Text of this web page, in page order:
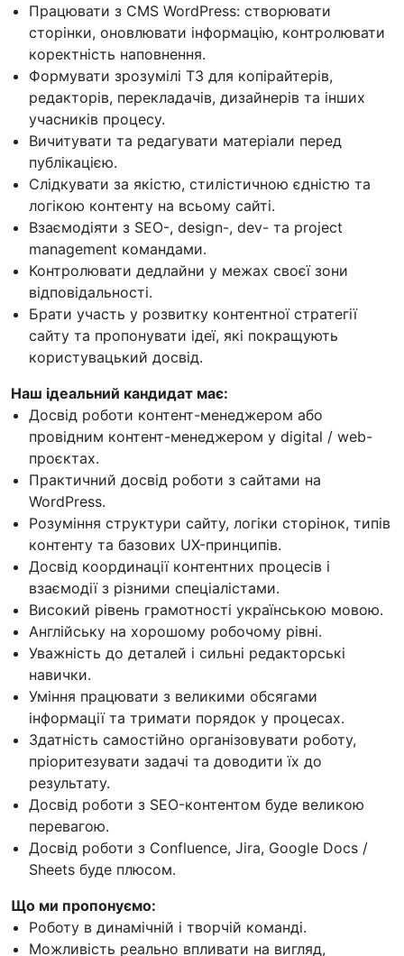
Працювати з CMS WordPress: створювати
сторінки, оновлювати інформацію, контролювати
коректність наповнення.
Формувати зрозумілі ТЗ для копірайтерів,
редакторів, перекладачів, дизайнерів та інших
учасників процесу.
Вичитувати та редагувати матеріали перед
публікацією.
Слідкувати за якістю, стилістичною єдністю та
логікою контенту на всьому сайті.
Взаємодіяти з SEO-, design-, dev- та project
management командами.
Контролювати дедлайни у межах своєї зони
відповідальності.
Брати участь у розвитку контентної стратегії
сайту та пропонувати ідеї, які покращують
користувацький досвід.
Наш ідеальний кандидат має:
Досвід роботи контент-менеджером або
провідним контент-менеджером у digital / web-
проєктах.
Практичний досвід роботи з сайтами на
WordPress.
Розуміння структури сайту, логіки сторінок, типів
контенту та базових UX-принципів.
Досвід координації контентних процесів і
взаємодії з різними спеціалістами.
Високий рівень грамотності українською мовою.
Англійську на хорошому робочому рівні.
Уважність до деталей і сильні редакторські
навички.
Уміння працювати з великими обсягами
інформації та тримати порядок у процесах.
Здатність самостійно організовувати роботу,
пріоритезувати задачі та доводити їх до
результату.
Досвід роботи з SEO-контентом буде великою
перевагою.
Досвід роботи з Confluence, Jira, Google Docs /
Sheets буде плюсом.
Що ми пропонуємо:
Роботу в динамічній і творчій команді.
Можливість реально впливати на вигляд,